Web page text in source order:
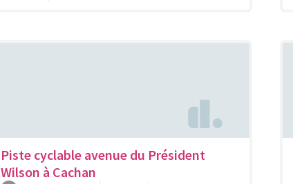
Piste cyclable avenue du Président
Wilson à Cachan